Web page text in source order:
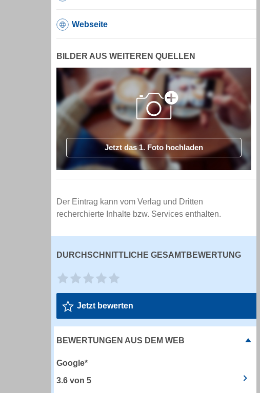
Webseite
BILDER AUS WEITEREN QUELLEN
Jetzt das 1. Foto hochladen
Der Eintrag kann vom Verlag und Dritten
recherchierte Inhalte bzw. Services enthalten.
DURCHSCHNITTLICHE GESAMTBEWERTUNG
Jetzt bewerten
BEWERTUNGEN AUS DEM WEB
Google*
3.6 von 5